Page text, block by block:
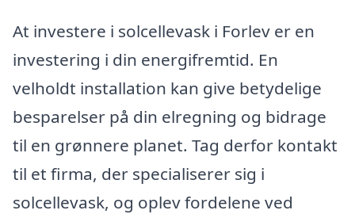
At investere i solcellevask i Forlev er en
investering i din energifremtid. En
velholdt installation kan give betydelige
besparelser på din elregning og bidrage
til en grønnere planet. Tag derfor kontakt
til et firma, der specialiserer sig i
solcellevask, og oplev fordelene ved